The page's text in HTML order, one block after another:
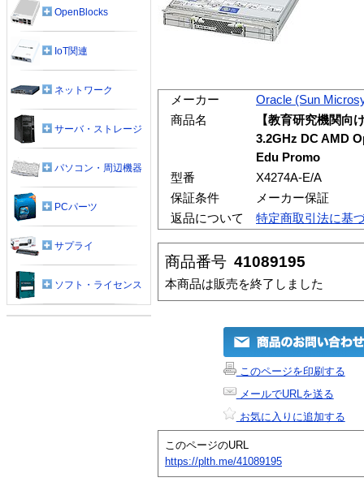
メーカー
Oracle (Sun
商品名
【教育研究機関向
3.2GHz DC AMD
Edu Promo
型番
X4274A-E/A
保証条件
メーカー保証
返品について
特定商取引法に基
商品番号 41089195
本商品は販売を終了しました
このページを印刷する
メールでURLを送る
お気に入りに追加する
このページのURL
https://plth.me/41089195
OpenBlocks
IoT関連
ネットワーク
サーバ・ストレージ
パソコン・周辺機器
PCパーツ
サプライ
ソフト・ライセンス